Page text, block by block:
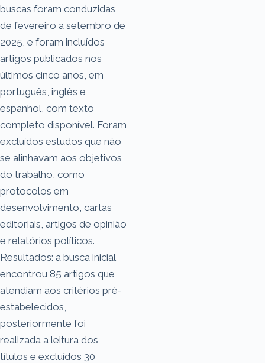
buscas foram conduzidas
de fevereiro a setembro de
2025, e foram incluídos
artigos publicados nos
últimos cinco anos, em
português, inglês e
espanhol, com texto
completo disponível. Foram
excluídos estudos que não
se alinhavam aos objetivos
do trabalho, como
protocolos em
desenvolvimento, cartas
editoriais, artigos de opinião
e relatórios políticos.
Resultados: a busca inicial
encontrou 85 artigos que
atendiam aos critérios pré-
estabelecidos,
posteriormente foi
realizada a leitura dos
títulos e excluídos 30